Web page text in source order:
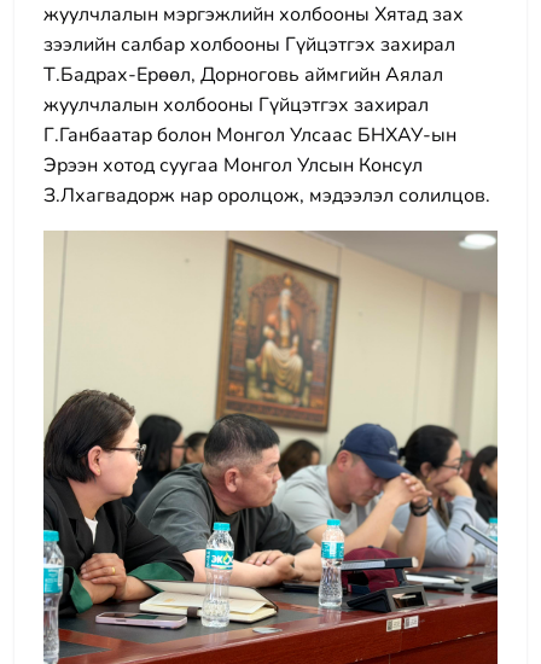
жуулчлалын мэргэжлийн холбооны Хятад зах
зээлийн салбар холбооны Гүйцэтгэх захирал
Т.Бадрах-Ерөөл, Дорноговь аймгийн Аялал
жуулчлалын холбооны Гүйцэтгэх захирал
Г.Ганбаатар болон Монгол Улсаас БНХАУ-ын
Эрээн хотод суугаа Монгол Улсын Консул
З.Лхагвадорж нар оролцож, мэдээлэл солилцов.